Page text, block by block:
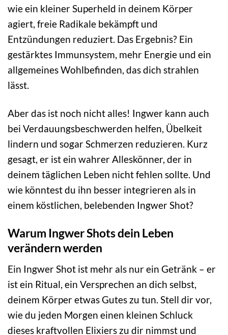
wie ein kleiner Superheld in deinem Körper
agiert, freie Radikale bekämpft und
Entzündungen reduziert. Das Ergebnis? Ein
gestärktes Immunsystem, mehr Energie und ein
allgemeines Wohlbefinden, das dich strahlen
lässt.
Aber das ist noch nicht alles! Ingwer kann auch
bei Verdauungsbeschwerden helfen, Übelkeit
lindern und sogar Schmerzen reduzieren. Kurz
gesagt, er ist ein wahrer Alleskönner, der in
deinem täglichen Leben nicht fehlen sollte. Und
wie könntest du ihn besser integrieren als in
einem köstlichen, belebenden Ingwer Shot?
Warum Ingwer Shots dein Leben
verändern werden
Ein Ingwer Shot ist mehr als nur ein Getränk – er
ist ein Ritual, ein Versprechen an dich selbst,
deinem Körper etwas Gutes zu tun. Stell dir vor,
wie du jeden Morgen einen kleinen Schluck
dieses kraftvollen Elixiers zu dir nimmst und